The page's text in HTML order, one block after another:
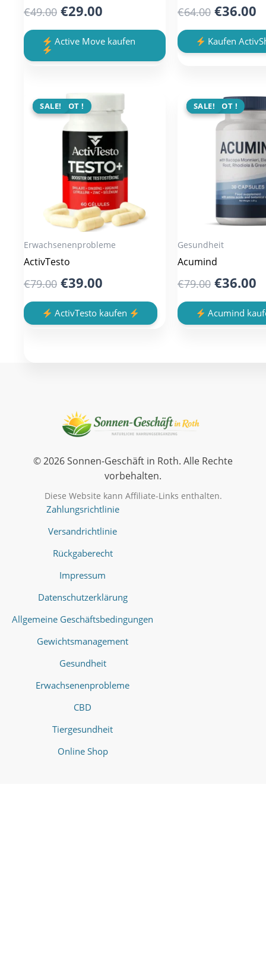
€49.00 Original
price
was:
€49.00.
€29.00
price
is:
€29.00.
Active Move kaufen
€64.00 Original
price
was:
€36.00
Kaufen
ANGEBOT !
SALE!
Erwachsenenprobleme
ActivTesto
€79.00 Original
price
was:
€39.00
price
is:
ActivTesto kaufen
ANGEBOT !
SALE!
Gesundheit
Acumind
€79.00 Original
price
was:
€36.00
Acumind
© 2026 Sonnen-Geschäft in Roth. Alle Rechte
vorbehalten.
Diese Website kann Affiliate-Links enthalten.
Zahlungsrichtlinie
Versandrichtlinie
Rückgaberecht
Impressum
Datenschutzerklärung
Allgemeine Geschäftsbedingungen
Gewichtsmanagement
Gesundheit
Erwachsenenprobleme
CBD
Tiergesundheit
Online Shop